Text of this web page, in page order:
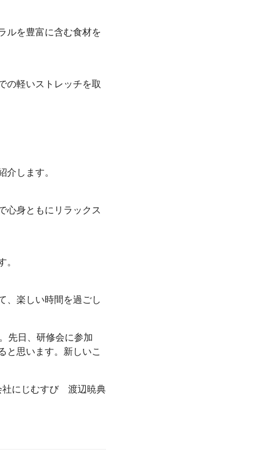
ルを豊富に含む食材を
の軽いストレッチを取
介します。
心身ともにリラックス
。
、楽しい時間を過ごし
先日、研修会に参加
と思います。新しいこ
社にじむすび 渡辺暁典